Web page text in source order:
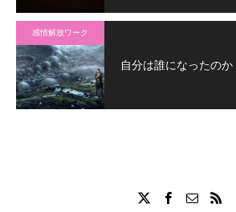
感情解放ワーク
自分は誰になったのか